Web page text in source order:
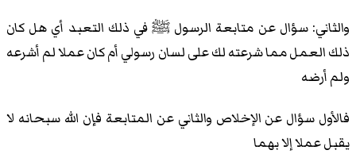
والثاني: سؤال عن متابعة الرسول ﷺ في ذلك التعبد أي هل كان
ذلك العمل مما شرعته لك على لسان رسولي أم كان عملا لم أشرعه
ولم أرضه
فالأول سؤال عن الإخلاص والثاني عن المتابعة فإن الله سبحانه لا
يقبل عملا إلا بهما